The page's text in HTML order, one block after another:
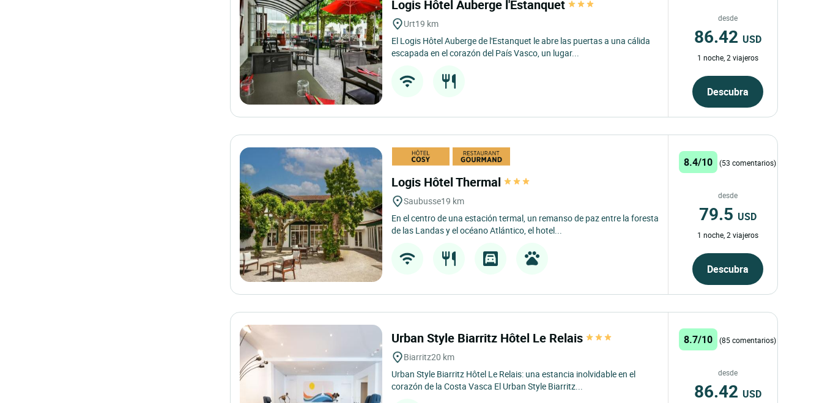
Logis Hôtel Auberge l'Estanquet
Urt19 km
El Logis Hôtel Auberge de l'Estanquet le abre las puertas a una cálida
escapada en el corazón del País Vasco, un lugar...
desde
86.42 USD
1 noche, 2 viajeros
Descubra
Logis Hôtel Thermal
Saubusse19 km
En el centro de una estación termal, un remanso de paz entre la foresta
de las Landas y el océano Atlántico, el hotel...
8.4/10 (53 comentarios)
desde
79.5 USD
1 noche, 2 viajeros
Descubra
Urban Style Biarritz Hôtel Le Relais
Biarritz20 km
Urban Style Biarritz Hôtel Le Relais: una estancia inolvidable en el
corazón de la Costa Vasca El Urban Style Biarritz...
8.7/10 (85 comentarios)
desde
86.42 USD